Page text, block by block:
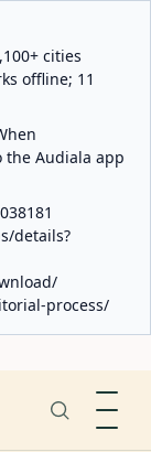
cities
offline; 11
the Audiala app
details?
process/